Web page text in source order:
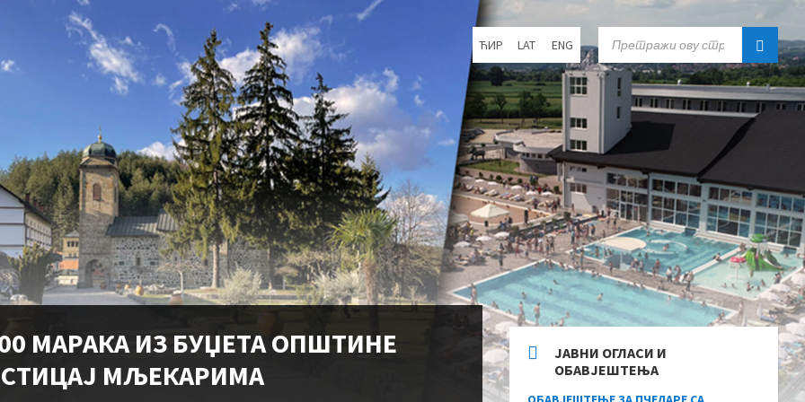
language:
ЋИР LAT ENG
МАРАКА ИЗ БУЏЕТА ОПШТИНЕ
МЉЕКАРИМА
ЈАВНИ ОГЛАСИ И
ОБАВЈЕШТЕЊА